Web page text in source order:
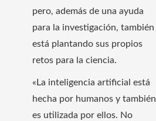
pero, además de una ayuda
para la investigación, también
está plantando sus propios
retos para la ciencia.
«La inteligencia artificial está
hecha por humanos y también
es utilizada por ellos. No